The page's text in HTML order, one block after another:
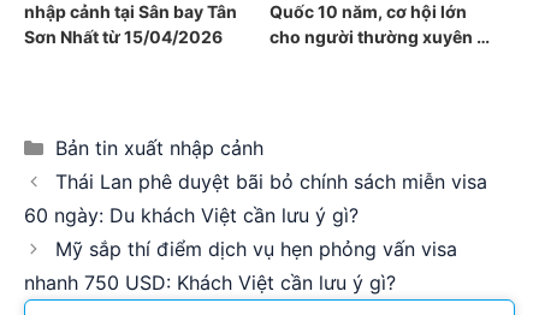
nhập cảnh tại Sân bay Tân
Sơn Nhất từ 15/04/2026
Quốc 10 năm, cơ hội lớn
cho người thường xuyên đi
Categories
Bản tin xuất nhập cảnh
Thái Lan phê duyệt bãi bỏ chính sách miễn visa
60 ngày: Du khách Việt cần lưu ý gì?
Mỹ sắp thí điểm dịch vụ hẹn phỏng vấn visa
nhanh 750 USD: Khách Việt cần lưu ý gì?